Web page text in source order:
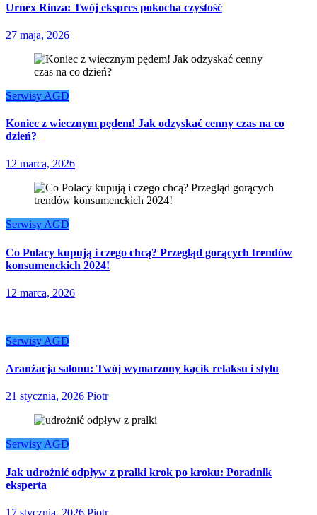
Urnex Rinza: Twój ekspres pokocha czystość
27 maja, 2026
Serwisy AGD
Koniec z wiecznym pędem! Jak odzyskać cenny czas na co
dzień?
12 marca, 2026
Serwisy AGD
Co Polacy kupują i czego chcą? Przegląd gorących trendów
konsumenckich 2024!
12 marca, 2026
Serwisy AGD
Aranżacja salonu: Twój wymarzony kącik relaksu i stylu
21 stycznia, 2026 Piotr
Serwisy AGD
Jak udrożnić odpływ z pralki krok po kroku: Poradnik
eksperta
17 stycznia, 2026 Piotr